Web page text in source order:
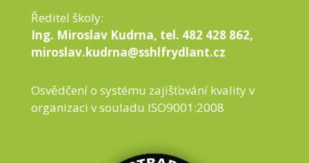
Ředitel školy:
Ing. Miroslav Kudrna, tel. 482 428 862,
miroslav.kudrna@sshlfrydlant.cz
Osvědčení o systému zajišťování kvality v
organizaci v souladu ISO9001:2008